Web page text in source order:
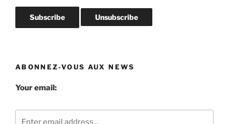
ABONNEZ-VOUS AUX NEWS
Your email: